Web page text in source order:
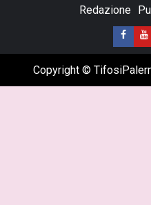
Redazione
Copyright ©